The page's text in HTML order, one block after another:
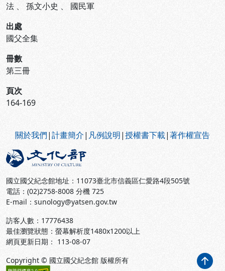
法 、 孫文小史 、 國民軍
出處
國父全集
冊數
第三冊
頁次
164-169
關於我們|計畫簡介| 凡例說明|授權書下載|著作權宣告
國立國父紀念館地址：11073臺北市信義區仁愛路4段505號
電話：(02)2758-8008 分機 725
E-mail：sunology@yatsen.gov.tw
訪客人數： 17776438
最佳瀏覽狀態：螢幕解析度1480x1200以上
網頁更新日期： 113-08-07
Copyright © 國立國父紀念館 版權所有